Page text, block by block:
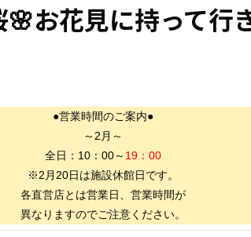
お花見に持って行
●営業時間のご案内●
～2月～
全日：10：00～ 19：00
※2月20日は施設休館日です。
各直営店とは営業日、営業時間が
異なりますのでご注意ください。